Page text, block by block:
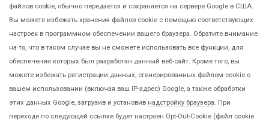
файлов cookie, обычно передается и сохраняется на сервере Google в США.
Вы можете избежать хранения файлов cookie с помощью соответствующих
настроек в программном обеспечении вашего браузера. Обратите внимание
на то, что в таком случае вы не сможете использовать все функции, для
обеспечения которых был разработан данный веб-сайт. Кроме того, вы
можете избежать регистрации данных, сгенерированных файлом cookie о
вашем использовании (включая ваш IP-адрес) Google, а также обработки
этих данных Google, загрузив и установив надстройку браузера. При
переходе по следующей ссылке будет настроен Opt-Out-Cookie (файл cookie